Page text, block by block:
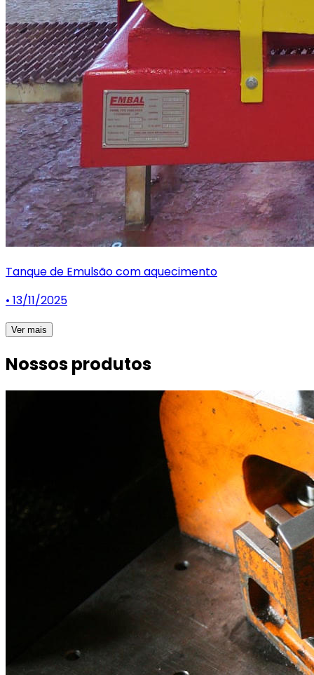
Tanque de Emulsão com aquecimento
• 13/11/2025
Ver mais
Nossos produtos